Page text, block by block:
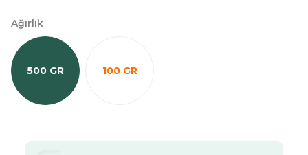
Ağırlık
500 GR 100 GR